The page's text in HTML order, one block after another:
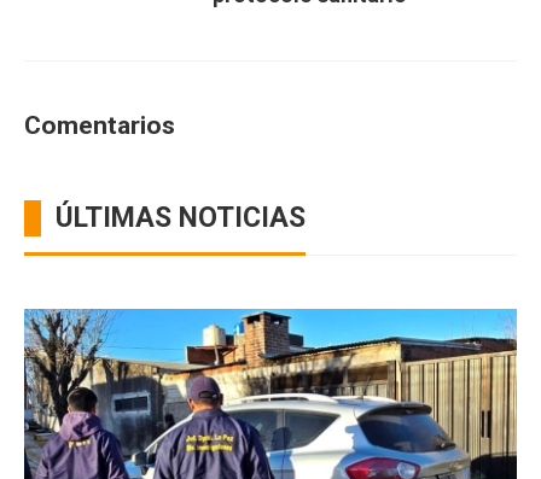
Comentarios
ÚLTIMAS NOTICIAS